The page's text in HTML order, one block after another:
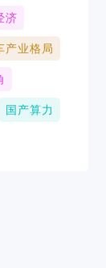
济
产业格局
国产算力